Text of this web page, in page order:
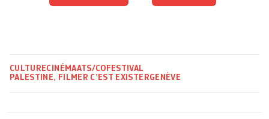
CULTURECINÉMAATS/CO FESTIVAL
PALESTINE, FILMER C’EST EXISTERGENÈVE